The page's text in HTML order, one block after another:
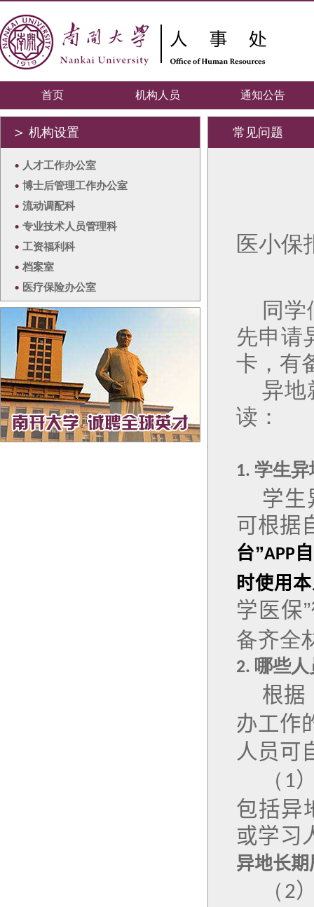
首页 机构人员 通知公告
＞ 机构设置
• 人才工作办公室
• 博士后管理工作办公室
• 流动调配科
• 专业技术人员管理科
• 工资福利科
• 档案室
• 医疗保险办公室
常见问题
医小
同
先申请
卡，有
异地
读：
1. 学生
学生
可根据
台”APP
时使用
学医保
备齐全
2. 哪些
根据
办工作
人员可
（ 1
包括异
或学习
异地长
（ 2